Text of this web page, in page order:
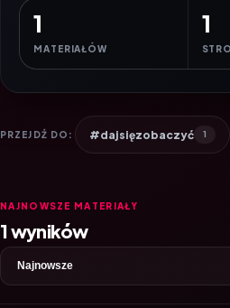
1
MATERIAŁÓW
1
PRZEJDŹ DO: #dajsięzobaczyć 1
NAJNOWSZE MATERIAŁY
1 wyników